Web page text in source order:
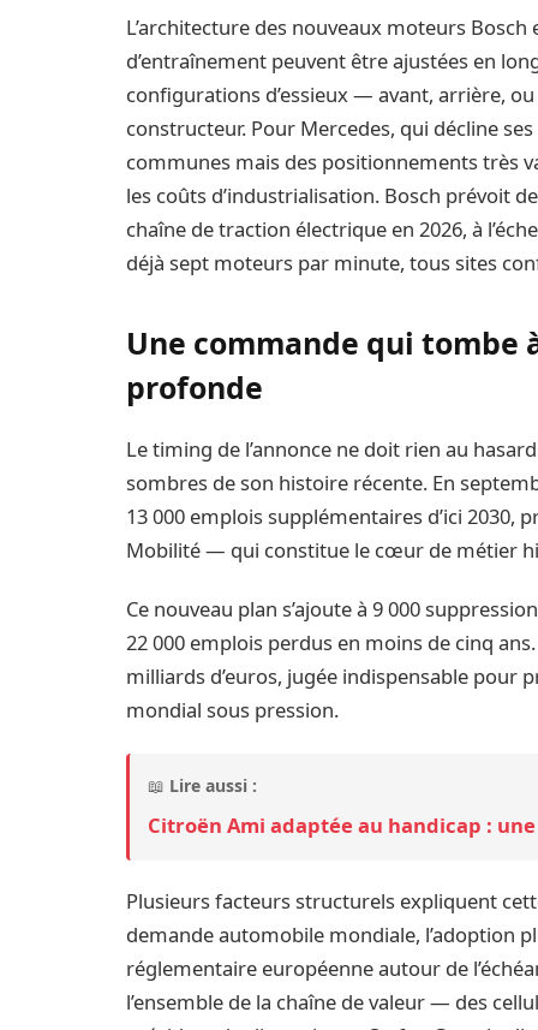
L’architecture des nouveaux moteurs
d’entraînement peuvent être ajustées en
configurations d’essieux — avant, arrière,
constructeur. Pour Mercedes, qui décline
communes mais des positionnements très
les coûts d’industrialisation. Bosch prévoit
chaîne de traction électrique en 2026, à
déjà sept moteurs par minute, tous sites
Une commande qui tombe
profonde
Le timing de l’annonce ne doit rien au
sombres de son histoire récente. En
13 000 emplois supplémentaires d’ici 2030,
Mobilité — qui constitue le cœur de métier
Ce nouveau plan s’ajoute à 9 000
22 000 emplois perdus en moins de cinq
milliards d’euros, jugée indispensable
mondial sous pression.
📖 Lire aussi :
Citroën Ami adaptée au handicap :
Plusieurs facteurs structurels expliquent
demande automobile mondiale, l’adoption
réglementaire européenne autour de
l’ensemble de la chaîne de valeur — des